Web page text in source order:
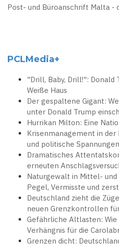
Post- und Büroanschrift Malta -
PCLMedia+
"Drill, Baby, Drill!": Donald
Weiße Haus
Der gespaltene Gigant:
unter Donald Trump
Hurrikan Milton: Eine
Krisenmanagement in der
und politische
Dramatisches
erneuten
Naturgewalt in Mittel- und
Pegel, Vermisste und
Deutschland zieht die
neuen Grenzkontrollen
Gefährliche Altlasten: Wie
Verhängnis für die
Grenzen dicht: